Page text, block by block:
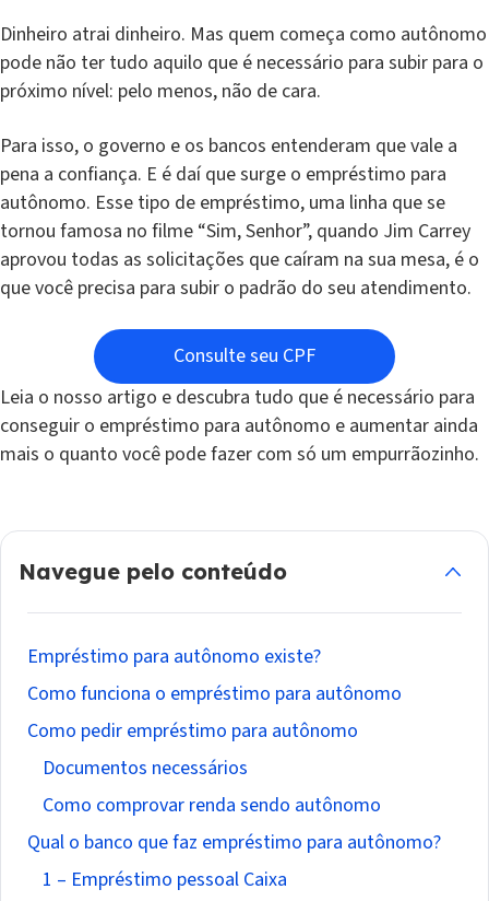
Dinheiro atrai dinheiro. Mas quem começa como autônomo
pode não ter tudo aquilo que é necessário para subir para o
próximo nível: pelo menos, não de cara.
Para isso, o governo e os bancos entenderam que vale a
pena a confiança. E é daí que surge o empréstimo para
autônomo. Esse tipo de empréstimo, uma linha que se
tornou famosa no filme “Sim, Senhor”, quando Jim Carrey
aprovou todas as solicitações que caíram na sua mesa, é o
que você precisa para subir o padrão do seu atendimento.
Consulte seu CPF
Leia o nosso artigo e descubra tudo que é necessário para
conseguir o empréstimo para autônomo e aumentar ainda
mais o quanto você pode fazer com só um empurrãozinho.
Navegue pelo conteúdo
Empréstimo para autônomo existe?
Como funciona o empréstimo para autônomo
Como pedir empréstimo para autônomo
Documentos necessários
Como comprovar renda sendo autônomo
Qual o banco que faz empréstimo para autônomo?
1 – Empréstimo pessoal Caixa